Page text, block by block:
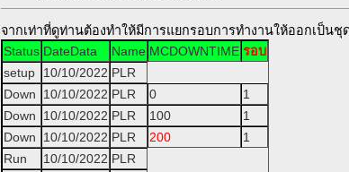
จากเท่าที่ดูท่านต้องทำให้มีการแยกรอบการทำงานให้ออกเป็นชุ
Status DateData Name MCDOWNTIME รอบ
setup
10/10/2022 PLR
Down
10/10/2022 PLR 0
1
Down
10/10/2022 PLR 100
1
Down
10/10/2022 PLR 200
1
Run
10/10/2022 PLR